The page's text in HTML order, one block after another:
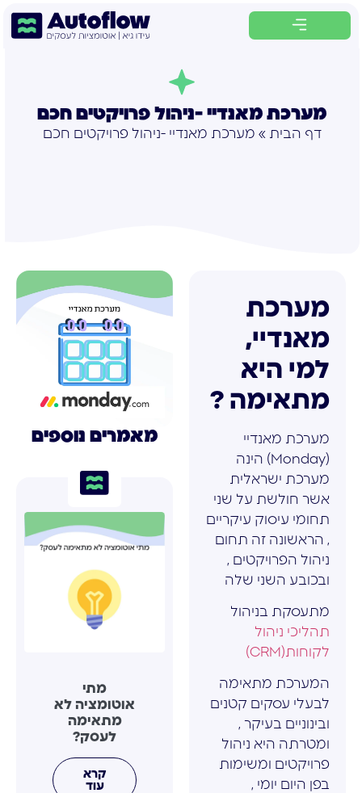
לתוכן
מערכת מאנדיי -ניהול פרויקטים חכם
דף הבית » מערכת מאנדיי -ניהול פרויקטים חכם
מערכת
מאנדיי,
למי היא
מתאימה ?
מערכת מאנדיי
(Monday) הינה
מערכת ישראלית
אשר חולשת על שני
תחומי עיסוק עיקריים
, הראשונה זה תחום
ניהול הפרויקטים ,
ובכובע השני שלה
מתעסקת בניהול
תהליכי ניהול
לקוחות(CRM)
המערכת מתאימה
לבעלי עסקים קטנים
ובינוניים בעיקר ,
ומטרתה היא ניהול
פרויקטים ומשימות
בפן היום יומי ,
מאמרים נוספים
מתי
אוטומציה לא
מתאימה
לעסק?
קרא
עוד